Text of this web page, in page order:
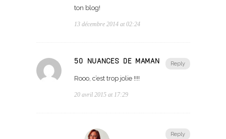
ton blog!
13 décembre 2014 at 02:24
Reply
50 NUANCES DE MAMAN
Rooo, c’est trop jolie !!!!
20 avril 2015 at 17:29
Reply